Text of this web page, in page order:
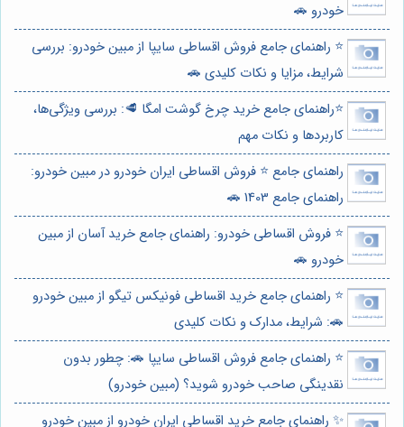
خودرو 🚗
⭐️ راهنمای جامع فروش اقساطی سایپا از مبین خودرو: بررسی
شرایط، مزایا و نکات کلیدی 🚗
⭐️راهنمای جامع خرید چرخ گوشت امگا 🥩: بررسی ویژگی‌ها،
کاربردها و نکات مهم
راهنمای جامع ⭐️ فروش اقساطی ایران خودرو در مبین خودرو:
راهنمای جامع 1403 🚗
⭐️ فروش اقساطی خودرو: راهنمای جامع خرید آسان از مبین
خودرو 🚗
⭐️ راهنمای جامع خرید اقساطی فونیکس تیگو از مبین خودرو
🚗: شرایط، مدارک و نکات کلیدی
⭐️ راهنمای جامع فروش اقساطی سایپا 🚗: چطور بدون
نقدینگی صاحب خودرو شوید؟ (مبین خودرو)
✨ راهنمای جامع خرید اقساطی ایران خودرو از مبین خودرو